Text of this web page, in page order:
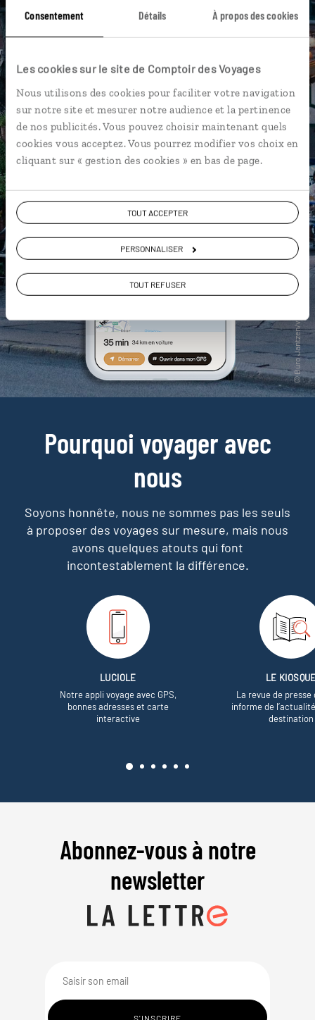
Consentement Détails À propos des cookies
Les cookies sur le site de Comptoir des Voyages
Nous utilisons des cookies pour faciliter votre navigation
sur notre site et mesurer notre audience et la pertinence
de nos publicités. Vous pouvez choisir maintenant quels
cookies vous acceptez. Vous pourrez modifier vos choix en
cliquant sur « gestion des cookies » en bas de page.
TOUT ACCEPTER
PERSONNALISER
TOUT REFUSER
DÉCOUVRIR LUCIOLE
Pourquoi voyager avec
nous
Soyons honnête, nous ne sommes pas les seuls
à proposer des voyages sur mesure, mais nous
avons quelques atouts qui font
incontestablement la différence.
LUCIOLE
Notre appli voyage avec GPS,
bonnes adresses et carte
interactive
LE
La revue de presse
informe de
destination
Abonnez-vous à notre
newsletter